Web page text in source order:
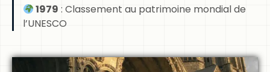
1979 : Classement au patrimoine mondial de
l’UNESCO